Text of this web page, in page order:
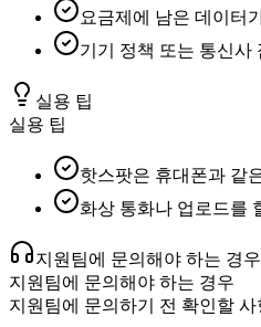
요금제에 남은 데이터
기기 정책 또는 통신사
실용 팁
실용 팁
핫스팟은 휴대폰과 같
화상 통화나 업로드를
지원팀에 문의해야 하는 경우
지원팀에 문의해야 하는 경우
지원팀에 문의하기 전 확인할 사